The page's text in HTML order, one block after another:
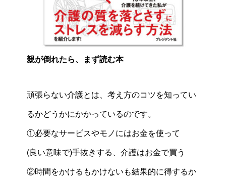
親が倒れたら、まず読む本
頑張らない介護とは、考え方のコツを知ってい
るかどうかにかかっているのです。
①必要なサービスやモノにはお金を使って
(良い意味で)手抜きする、介護はお金で買う
②時間をかけるもかけないも結果的に得するか